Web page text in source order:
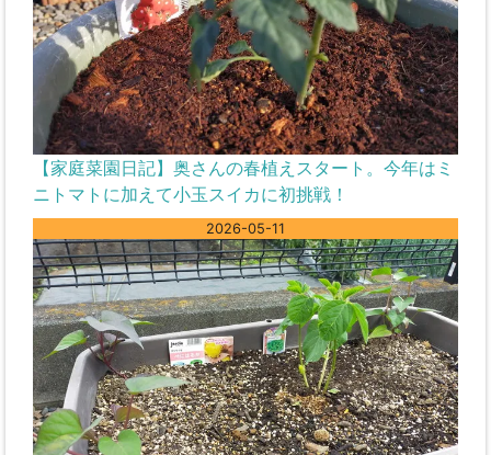
【家庭菜園日記】奥さんの春植えスタート。今年はミ
ニトマトに加えて小玉スイカに初挑戦！
2026-05-11